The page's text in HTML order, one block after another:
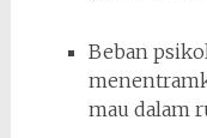
Beban
mau dalam